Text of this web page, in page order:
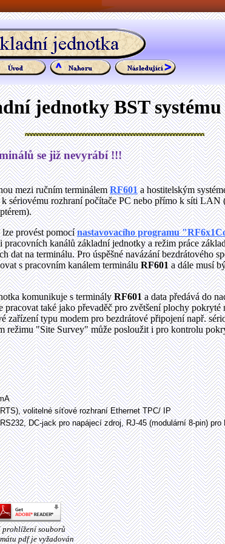
jednotky BST
se již nevyrábí !!!
mezi ručním terminálemRF601a hostitelským
sériovému rozhraní počítače PC nebo přímo k síti LAN
lze provést pomocínastavovacího programu
pracovních kanálů základní jednotky a režim práce
dat na terminálu. Pro úspěšné navázání bezdrátového
s pracovním kanálem termináluRF601a dále musí
komunikuje s terminályRF601a data předává do
pracovat také jako převaděč pro zvětšení plochy pokryté
zařízení typu modem pro bezdrátové připojení např.
režimu "Site Survey" může posloužit i pro kontrolu
volitelné síťové rozhraní Ethernet TPC/ IP
DC-jack pro napájecí zdroj, RJ-45 (modulární 8-pin) pro
prohlížení souborů
pdf je vyžadován